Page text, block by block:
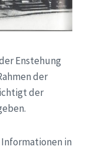
Enstehung
der
der
in